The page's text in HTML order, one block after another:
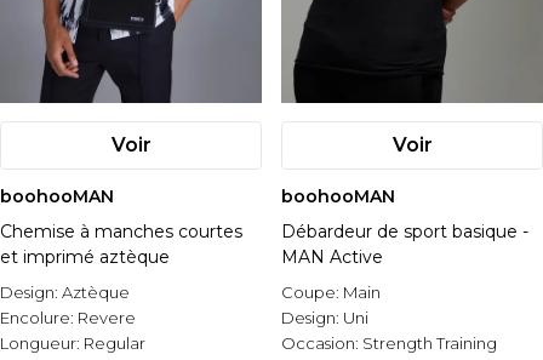
Voir
boohooMAN
Chemise à manches courtes
et imprimé aztèque
Design: Aztèque
Encolure: Revere
Longueur: Regular
Voir
boohooMAN
Débardeur de sport basique -
MAN Active
Coupe: Main
Design: Uni
Occasion: Strength Training